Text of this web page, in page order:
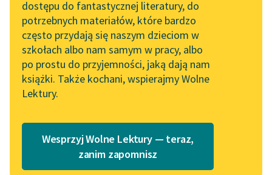
literatury skandynawskiej
Spotkanie z Katarzyną
Tunkiel w Oslo
102. lata temu zmarł
Joseph Conrad
Lektury szkolne i klasyka
literatury do słuchania dla
API
OAI-PMH
Widget Wolnych Lektur
Przypisy
Katalog w formacie PDF
dostępu do fantastycznej literatury, do
potrzebnych materiałów, które bardzo
często przydają się naszym dzieciom w
szkołach albo nam samym w pracy, albo
po prostu do przyjemności, jaką dają nam
książki. Także kochani, wspierajmy Wolne
Lektury.
Wesprzyj Wolne Lektury — teraz,
zanim zapomnisz
wzbudzam strach czy
wstręt? Pytałem
Dubiela...
Czytaj więcej
Dziecko przez
ptaka przyniesione